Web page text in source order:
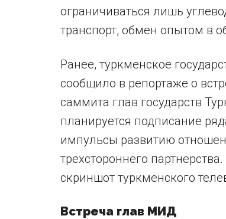
ограничиваться лишь
транспорт, обмен опытом в
Ранее, туркменское
сообщило в репортаже о
саммита глав государств
планируется подписание
импульсы развитию
трехстороннего
скриншот туркменского
Встреча глав МИД